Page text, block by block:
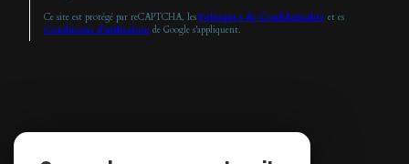
Ce site est protégé par reCAPTCHA, les Politiques de Confidentialité et es
Conditions d'utilisation de Google s'appliquent.
PROPRIÉTAIRE